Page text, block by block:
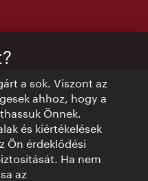
a sok. Viszont az
ahhoz, hogy a
Önnek.
és kiértékelések
Ön érdeklődési
Ha nem
az